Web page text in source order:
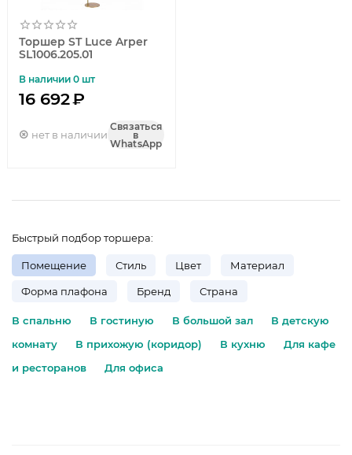
Торшер ST Luce Arper
SL1006.205.01
В наличии 0 шт
16 692₽
нет в наличии
Связаться
в
WhatsApp
Быстрый подбор торшера:
Помещение Стиль Цвет Материал
Форма плафона Бренд Страна
В спальню В гостиную В большой зал
В детскую
комнату
В прихожую (коридор) В кухню
Для кафе
и ресторанов
Для офиса